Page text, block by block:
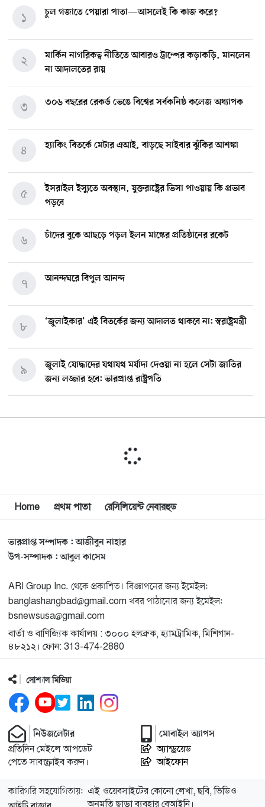
চুল গজাতে পেয়ারা পাতা—আসলেই কি কাজ করে?
১
মার্কিন নাগরিকত্ব নীতিতে আবারও ট্রাম্পের কড়াকড়ি, মানলেন
না আদালতের রায়
২
৩০৬ বছরের রেকর্ড ভেঙে বিশ্বের সর্বকনিষ্ঠ কলেজ অধ্যাপক
৩
হ্যাকিং বিতর্কে মেটার এআই, বাড়ছে সাইবার ঝুঁকির আশঙ্কা
৪
ইসরাইল ইস্যুতে অবস্থান, যুক্তরাষ্ট্রের ভিসা পাওয়ায় কি প্রভাব
পড়বে
৫
চাঁদের বুকে আছড়ে পড়ল ইলন মাস্কের প্রতিষ্ঠানের রকেট
৬
আনন্দঘরে বিপুল আনন্দ
৭
‘জুলাইকার’ এই বিতর্কের জন্য আদালত থাকবে না: স্বরাষ্ট্রমন্ত্রী
৮
জুলাই যোদ্ধাদের যথাযথ মর্যাদা দেওয়া না হলে সেটা জাতির
জন্য লজ্জার হবে: ভারপ্রাপ্ত রাষ্ট্রপতি
৯
১০
মিশিগানে দক্ষিণ সুরমা ওয়েলফেয়ার অ্যাসোসিয়েশনের
বিশ্বজুড়ে কূটনৈতিক পুনর্বিন্যাস, ৫ অঞ্চলে মিশন বন্ধ করছে
যুক্তরাষ্ট্র
১২
মিশিগানে ফ্রেন্ডস এন্ড ফ্যামিলির বনভোজনে প্রাণের উচ্ছ্বাস
১৩
মিশিগানে ডেমোক্র্যাটদের প্রাইমারিতে আল-সাইয়েদকে হারাতে
কেন এত মরিয়া ইসারায়েলি লবি এআইপ্যাক
১৪
মুনা দাওয়াহ কনফারেন্স ২০২৬ সম্পর্কে প্রেস ব্রিফিং
১৫
শেখ হাসিনার সঙ্গে সংবাদ সম্মেলনে থাকছেন সাকিব আল
হাসান
১৬
যুক্তরাষ্ট্রকে ছাড়ে বাধ্য করতে কোন কৌশলে ওয়াশিংটনের ওপর
চাপ বাড়াচ্ছে ইরান
১৭
ওয়ান
১৮
Home প্রথম পাতা রেসিলিয়েন্ট নেবারহুড
ভারপ্রাপ্ত সম্পাদক : আজীবুন নাহার
উপ-সম্পাদক : আবুল কাসেম
ARI Group Inc. থেকে প্রকাশিত। বিজ্ঞাপনের জন্য ইমেইল:
banglashangbad@gmail.com খবর পাঠানোর জন্য ইমেইল:
bsnewsusa@gmail.com
বার্তা ও বাণিজ্যিক কার্যালয় : ৩০০০ হলব্রুক, হ্যামট্রামিক, মিশিগান-
৪৮২১২। ফোন: 313-474-2880
সোশ্যাল মিডিয়া
নিউজলেটার
প্রতিদিন মেইলে আপডেট
পেতে সাবস্ক্রাইব করুন।
মোবাইল অ্যাপস
অ্যান্ড্রয়েড
আইফোন
কারিগরি সহযোগিতায়: এই ওয়েবসাইটের কোনো লেখা, ছবি, ভিডিও
অনুমতি ছাড়া ব্যবহার বেআইনি।